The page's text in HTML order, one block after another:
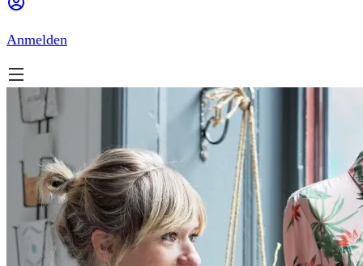
Anmelden